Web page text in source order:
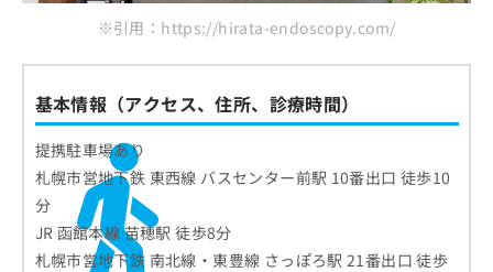
※引用：https://hirata-endoscopy.com/
基本情報（アクセス、住所、診療時間）
提携駐車場あり
札幌市営地下鉄 東西線 バスセンター前駅 10番出口 徒歩10
分
JR 函館本線 苗穂駅 徒歩8分
札幌市営地下鉄 南北線・東豊線 さっぽろ駅 21番出口 徒歩